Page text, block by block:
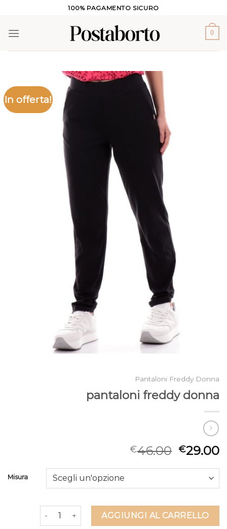
contenuti
100% PAGAMENTO SICURO
0
In offerta!
Pantaloni Freddy Donna
pantaloni freddy donna
€46.00 €29.00
Misura
pantaloni freddy donna quantità
AGGIUNGI AL CARRELLO